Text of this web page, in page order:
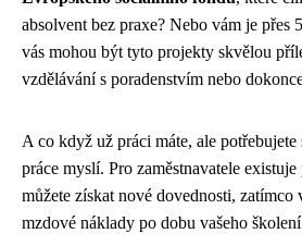
absolvent bez praxe? Nebo vám je přes
vás mohou být tyto projekty skvělou
vzdělávání s poradenstvím nebo
A co když už práci máte, ale
práce myslí. Pro zaměstnavatele
můžete získat nové dovednosti, zatímco
mzdové náklady po dobu vašeho